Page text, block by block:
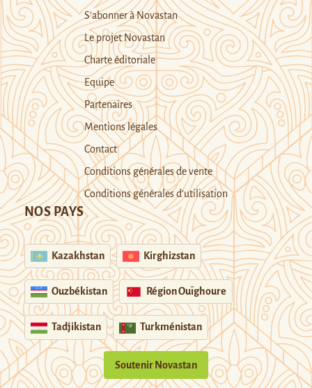
S’abonner à Novastan
Le projet Novastan
Charte éditoriale
Equipe
Partenaires
Mentions légales
Contact
Conditions générales de vente
Conditions générales d’utilisation
NOS PAYS
Kazakhstan Kirghizstan
Ouzbékistan Région Ouïghoure
Tadjikistan Turkménistan
Soutenir Novastan